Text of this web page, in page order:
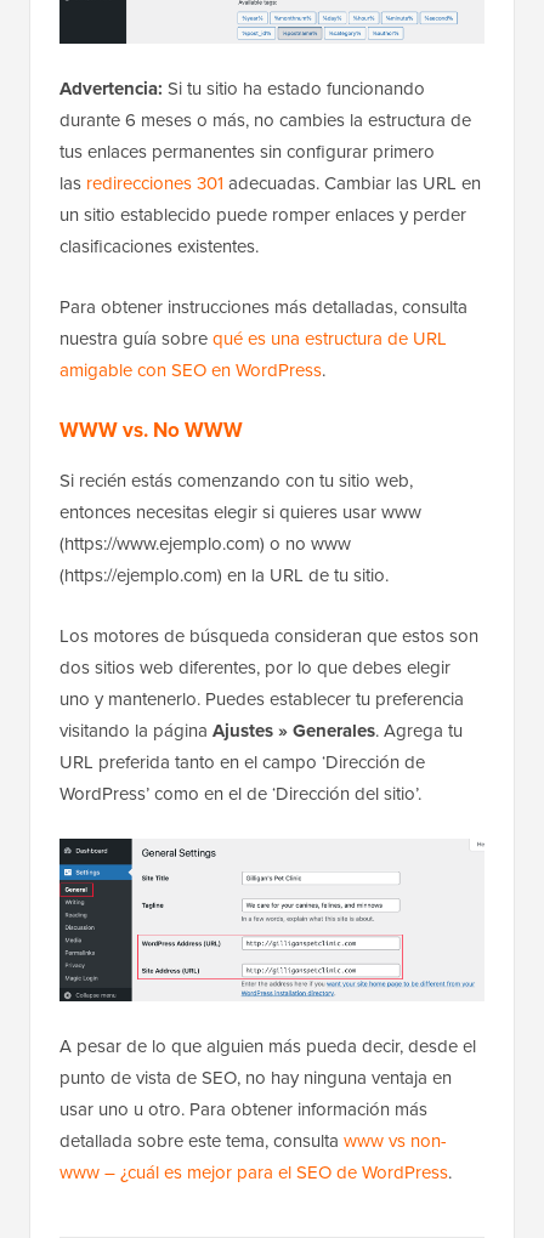
Advertencia: Si tu sitio ha estado funcionando
durante 6 meses o más, no cambies la estructura de
tus enlaces permanentes sin configurar primero
las redirecciones 301 adecuadas. Cambiar las URL en
un sitio establecido puede romper enlaces y perder
clasificaciones existentes.
Para obtener instrucciones más detalladas, consulta
nuestra guía sobrequé es una estructura de URL
amigable con SEO en WordPress.
WWW vs. No WWW
Si recién estás comenzando con tu sitio web,
entonces necesitas elegir si quieres usar www
(https://www.ejemplo.com) o no www
(https://ejemplo.com) en la URL de tu sitio.
Los motores de búsqueda consideran que estos son
dos sitios web diferentes, por lo que debes elegir
uno y mantenerlo. Puedes establecer tu preferencia
visitando la página Ajustes » Generales. Agrega tu
URL preferida tanto en el campo ‘Dirección de
WordPress’ como en el de ‘Dirección del sitio’.
A pesar de lo que alguien más pueda decir, desde el
punto de vista de SEO, no hay ninguna ventaja en
usar uno u otro. Para obtener información más
detallada sobre este tema, consulta www vs non-
www – ¿cuál es mejor para el SEO de WordPress.